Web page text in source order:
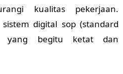
kualitas pekerjaan.
digital sop (standard
yang begitu ketat dan